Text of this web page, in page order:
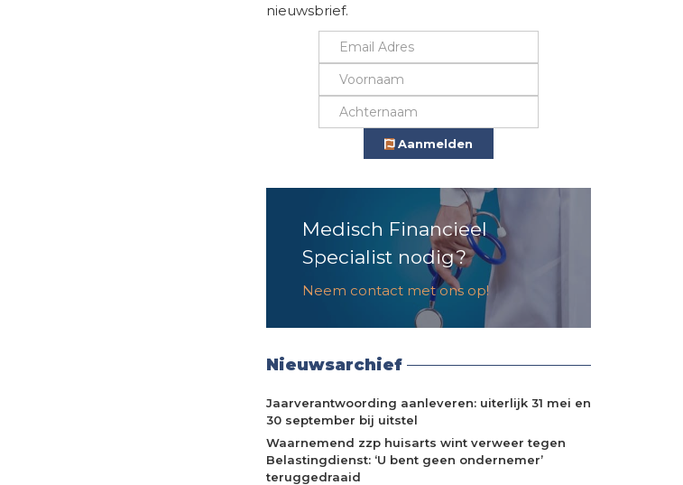
nieuwsbrief.
Aanmelden
Medisch Financieel
Specialist nodig?
Neem contact met ons op!
Nieuwsarchief
Jaarverantwoording aanleveren: uiterlijk 31 mei en
30 september bij uitstel
Waarnemend zzp huisarts wint verweer tegen
Belastingdienst: ‘U bent geen ondernemer’
teruggedraaid